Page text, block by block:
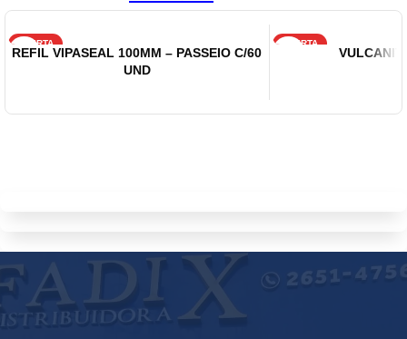
OFERTA
REFIL VIPASEAL 100MM – PASSEIO C/60
UND
OFERTA